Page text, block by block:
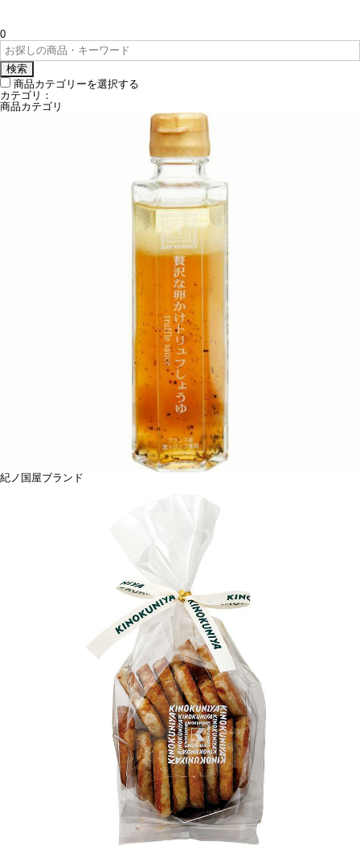
0
検索
商品カテゴリーを選択する
カテゴリ：
商品カテゴリ
紀ノ国屋ブランド